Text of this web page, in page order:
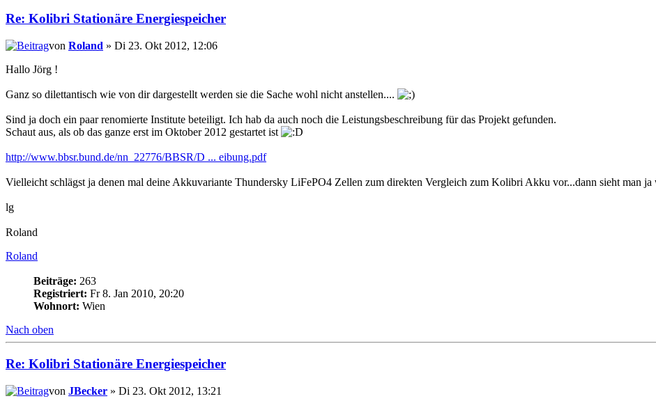
Re: Kolibri Stationäre Energiespeicher
von Roland » Di 23. Okt 2012, 12:06
Hallo Jörg !
Ganz so dilettantisch wie von dir dargestellt werden sie die Sache wohl nicht anstellen....
Sind ja doch ein paar renomierte Institute beteiligt. Ich hab da auch noch die Leistungsbeschreibung für das Projekt gefunden.
Schaut aus, als ob das ganze erst im Oktober 2012 gestartet ist
http://www.bbsr.bund.de/nn_22776/BBSR/D ... eibung.pdf
Vielleicht schlägst ja denen mal deine Akkuvariante Thundersky LiFePO4 Zellen zum direkten Vergleich zum Kolibri Akku vor...dann sieht man ja
lg
Roland
Roland
Beiträge: 263
Registriert: Fr 8. Jan 2010, 20:20
Wohnort: Wien
Nach oben
Re: Kolibri Stationäre Energiespeicher
von JBecker » Di 23. Okt 2012, 13:21